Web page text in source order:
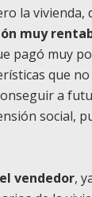
la vivienda,
muy
pagó muy
que
a
social,
vendedor,